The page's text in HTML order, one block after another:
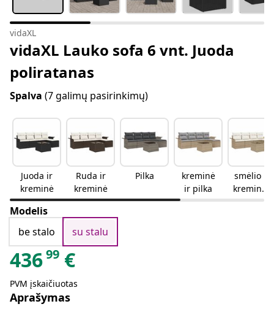
vidaXL
vidaXL Lauko sofa 6 vnt. Juoda
poliratanas
Spalva (7 galimų pasirinkimų)
Juoda ir
kreminė
Ruda ir
kreminė
Pilka
kreminė
ir pilka
smėlio ir
kreminės
spalvos
Modelis
be stalo
su stalu
43699 €
PVM įskaičiuotas
Aprašymas